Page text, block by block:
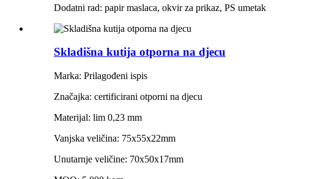
Dodatni rad: papir maslaca, okvir za prikaz, PS umetak
Skladišna kutija otporna na djecu
Marka: Prilagođeni ispis
Značajka: certificirani otporni na djecu
Materijal: lim 0,23 mm
Vanjska veličina: 75x55x22mm
Unutarnje veličine: 70x50x17mm